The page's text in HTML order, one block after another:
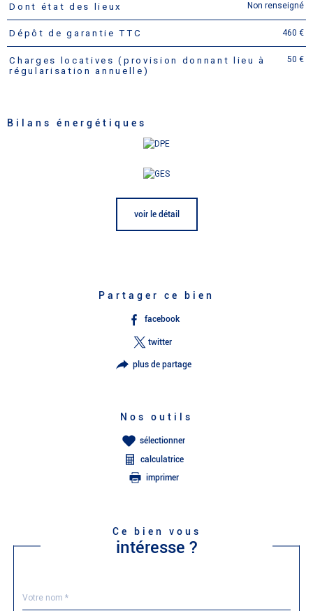
Dont état des lieux Non renseigné
Dépôt de garantie TTC 460 €
Charges locatives (provision donnant lieu à
régularisation annuelle)
50 €
Bilans énergétiques
voir le détail
Partager ce bien
facebook
twitter
plus de partage
Nos outils
sélectionner
calculatrice
imprimer
Ce bien vous
intéresse ?
par
*